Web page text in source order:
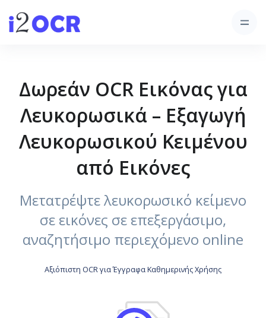
Δωρεάν OCR Εικόνας για
Λευκορωσικά – Εξαγωγή
Λευκορωσικού Κειμένου
από Εικόνες
Μετατρέψτε λευκορωσικό κείμενο
σε εικόνες σε επεξεργάσιμο,
αναζητήσιμο περιεχόμενο online
Αξιόπιστη OCR για Έγγραφα Καθημερινής Χρήσης